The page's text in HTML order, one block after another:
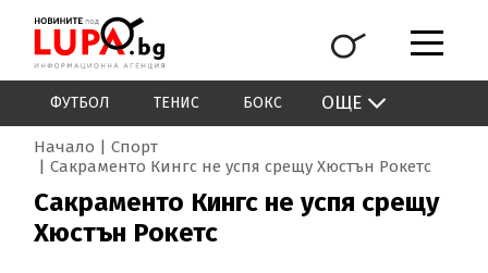
ФУТБОЛ ТЕНИС БОКС ОЩЕ
Начало
Спорт
Сакраменто Кингс не успя срещу Хюстън Рокетс
Сакраменто Кингс не успя срещу
Хюстън Рокетс